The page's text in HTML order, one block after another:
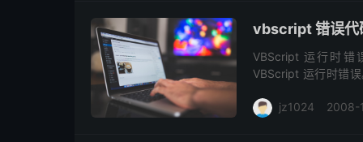
vbscript 错误代
VBScript 运行时错
VBScript 运行时错
jz1024
2008-